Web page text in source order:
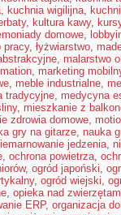
, kuchnia wigilijna,
, kultura kawy,
domowe,
pracy, łyżwiarstwo,
, malarstwo
, marketing
, meble industrialne,
tradycyjne, medycyna
, mieszkanie z
zdrowia domowe,
gry na gitarze, nauka
jedzenia,
, ochrona powietrza,
, ogród japoński,
, ogród wiejski,
, opieka nad
ERP, organizacja